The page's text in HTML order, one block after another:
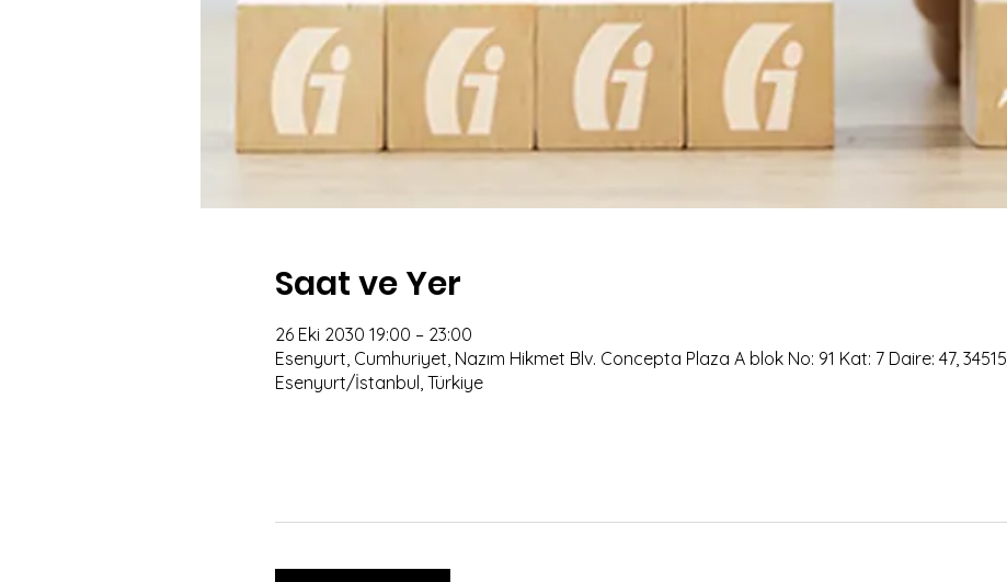
Saat ve Yer
26 Eki 2030 19:00 – 23:00
Esenyurt, Cumhuriyet, Nazım Hikmet Blv. Concepta Plaza A blok No: 91 Kat: 7 Daire: 47, 34515
Esenyurt/İstanbul, Türkiye